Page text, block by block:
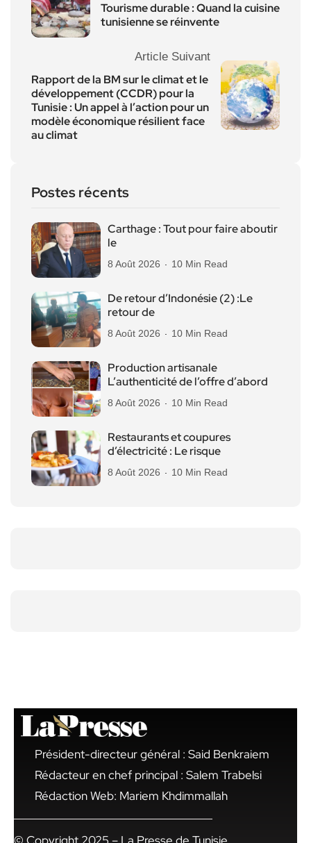
Tourisme durable : Quand la cuisine
tunisienne se réinvente
Article Suivant
Rapport de la BM sur le climat et le
développement (CCDR) pour la
Tunisie : Un appel à l’action pour un
modèle économique résilient face
au climat
Postes récents
Carthage : Tout pour faire aboutir
le
8 Août 2026 10 Min Read
De retour d’Indonésie (2) :Le
retour de
8 Août 2026 10 Min Read
Production artisanale
L’authenticité de l’offre d’abord
8 Août 2026 10 Min Read
Restaurants et coupures
d’électricité : Le risque
8 Août 2026 10 Min Read
Président-directeur général : Said Benkraiem
Rédacteur en chef principal : Salem Trabelsi
Rédaction Web: Mariem Khdimmallah